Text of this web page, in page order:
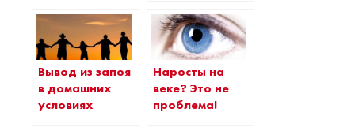
Вывод из запоя
в домашних
условиях
Наросты на
веке? Это не
проблема!